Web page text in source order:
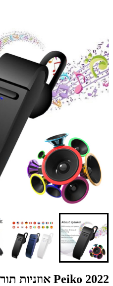
2022 Peiko אוזניות תורגמן